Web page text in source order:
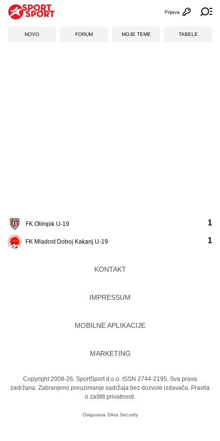
Otvori
Prijava
NOVO FORUM MOJE TEME TABELE
FK Olimpik U-19
FK Mladost Doboj Kakanj U-19
1
1
KONTAKT
IMPRESSUM
MOBILNE APLIKACIJE
MARKETING
Copyright 2008-26. SportSport d.o.o. ISSN 2744-2195. Sva prava
zadržana. Zabranjeno preuzimanje sadržaja bez dozvole izdavača. Pravila
o zaštiti privatnosti.
Osigurava Sikra Security